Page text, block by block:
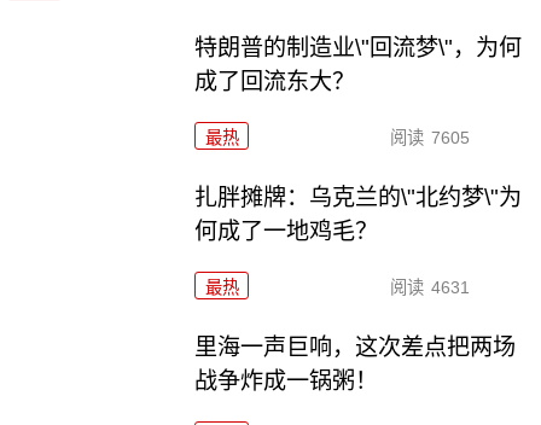
特朗普的制造业\"回流梦\"，为何
成了回流东大？
最热 阅读 7605
扎胖摊牌：乌克兰的\"北约梦\"为
何成了一地鸡毛？
最热 阅读 4631
里海一声巨响，这次差点把两场
战争炸成一锅粥！